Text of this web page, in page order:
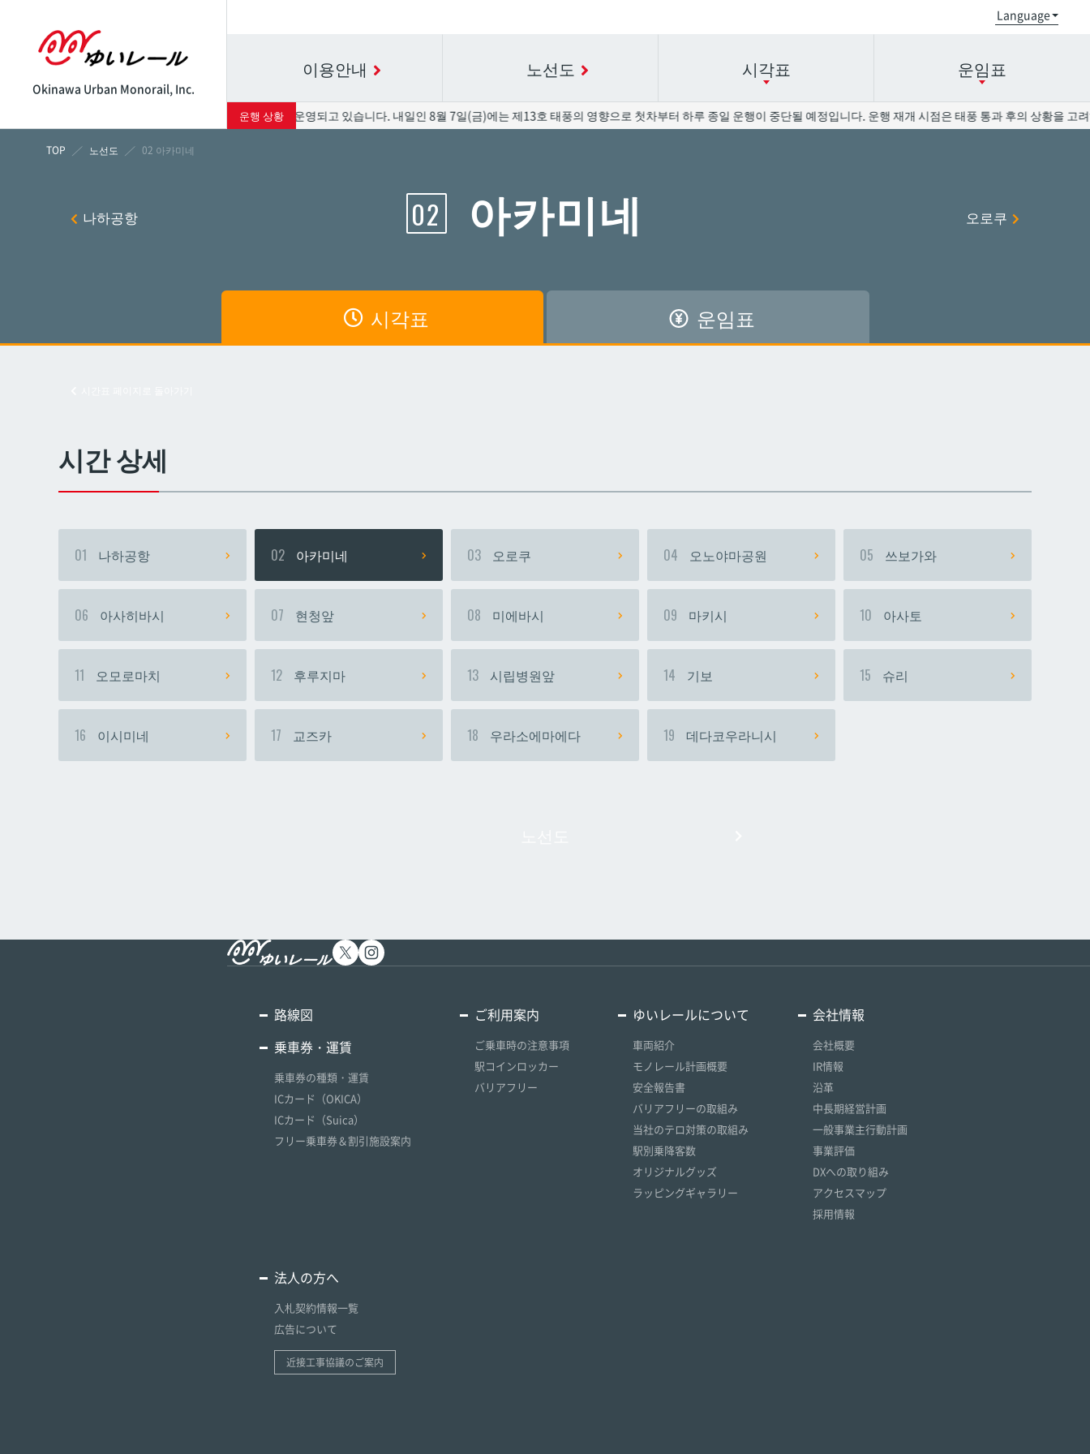
이용안내 노선도 시각표
아카미네
시립병원앞 기보 슈리 이시미네
운임표
아카미네
시립병원앞 기보 슈리 이시미네
Okinawa Urban Monorail, Inc.
운행 상황
현재 서비스는 정상적으로 운영되고 있습니다. 내일인 8월 7일(금)에는 제13호 태풍의 영향으로 첫차부터 하루 종일 운행이 중단될 예정입니다. 운행 재개 시점은 태풍 통과 후의 상황을 고려
노선도 02 아카미네
02 아카미네
시각표 운임표
나하공항 오로쿠
시간 상세
01 나하공항 02 아카미네 03 오로쿠 04 오노야마공원 05 쓰보가와
06 아사히바시 07 현청앞 08 미에바시 09 마키시 10 아사토
11 오모로마치 12 후루지마 13 시립병원앞 14 기보 15 슈리
16 이시미네 17 교즈카 18 우라소에마에다 19 데다코우라니시
路線図
乗車券・運賃
乗車券の種類・運賃
ICカード（OKICA）
ICカード（Suica）
フリー乗車券＆割引施設案内
ご利用案内
ご乗車時の注意事項
駅コインロッカー
バリアフリー
ゆいレールについて
車両紹介
モノレール計画概要
安全報告書
バリアフリーの取組み
当社のテロ対策の取組み
駅別乗降客数
オリジナルグッズ
ラッピングギャラリー
会社情報
会社概要
IR情報
沿革
中長期経営計画
一般事業主行動計画
事業評価
DXへの取り組み
アクセスマップ
採用情報
法人の方へ
入札契約情報一覧
広告について
近接工事協議のご案内